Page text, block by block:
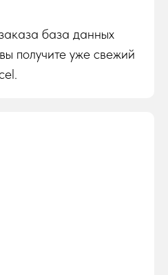
база данных
получите уже свежий